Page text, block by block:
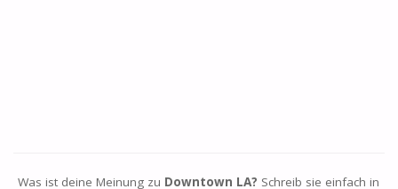
Was ist deine Meinung zu Downtown LA? Schreib sie einfach in